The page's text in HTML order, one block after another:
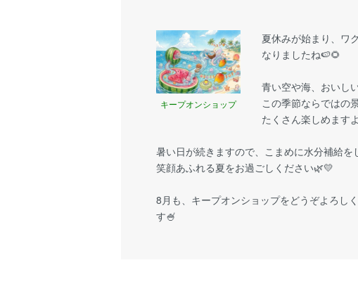
キープオンショップ
夏休みが始まり、ワ
なりましたね🍉🌻
青い空や海、おいし
この季節ならではの
たくさん楽しめます
暑い日が続きますので、こまめに水分補給を
笑顔あふれる夏をお過ごしください🌿💛
8月も、キープオンショップをどうぞよろし
す🍧